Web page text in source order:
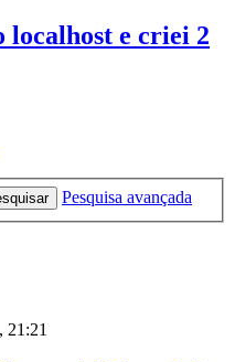
localhost e criei 2
Pesquisa avançada
21:21